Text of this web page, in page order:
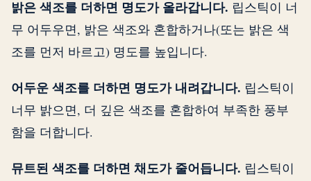
밝은 색조를 더하면 명도가 올라갑니다. 립스틱이 너
무 어두우면, 밝은 색조와 혼합하거나(또는 밝은 색
조를 먼저 바르고) 명도를 높입니다.
어두운 색조를 더하면 명도가 내려갑니다. 립스틱이
너무 밝으면, 더 깊은 색조를 혼합하여 부족한 풍부
함을 더합니다.
뮤트된 색조를 더하면 채도가 줄어듭니다. 립스틱이